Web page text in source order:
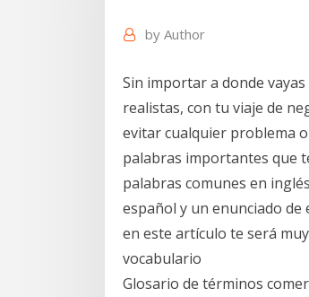
by Author
Sin importar a donde
realistas, con tu viaje de
evitar cualquier problema
palabras importantes que
palabras comunes en
español y un enunciado
en este artículo te será
vocabulario
Glosario de términos